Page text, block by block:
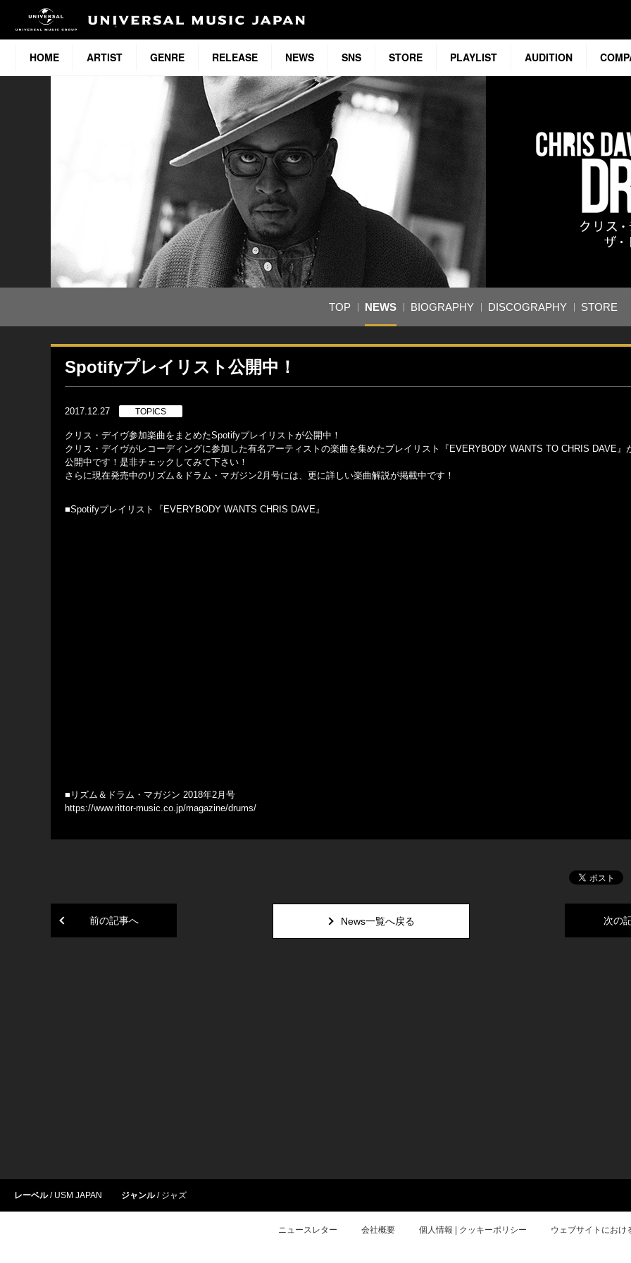
HOME ARTIST GENRE RELEASE NEWS SNS STORE PLAYLIST AUDITION
TOP NEWS BIOGRAPHY DISCOGRAPHY STORE
Spotifyプレイリスト公開中！
2017.12.27 TOPICS
クリス・デイヴ参加楽曲をまとめたSpotifyプレイリストが公開中！
クリス・デイヴがレコーディングに参加した有名アーティストの楽曲を集めたプレイリスト『EVERYBODY WANTS TO CHRIS DAVE』
公開中です！是非チェックしてみて下さい！
さらに現在発売中のリズム＆ドラム・マガジン2月号には、更に詳しい楽曲解説が掲載中です！
■Spotifyプレイリスト『EVERYBODY WANTS CHRIS DAVE』
■リズム＆ドラム・マガジン 2018年2月号
https://www.rittor-music.co.jp/magazine/drums/
前の記事へ 次の
News一覧へ戻る
レーベル USM JAPAN ジャンル ジャズ
ニュースレター 会社概要 個人情報 | クッキーポリシー ウェブサイトにおけ